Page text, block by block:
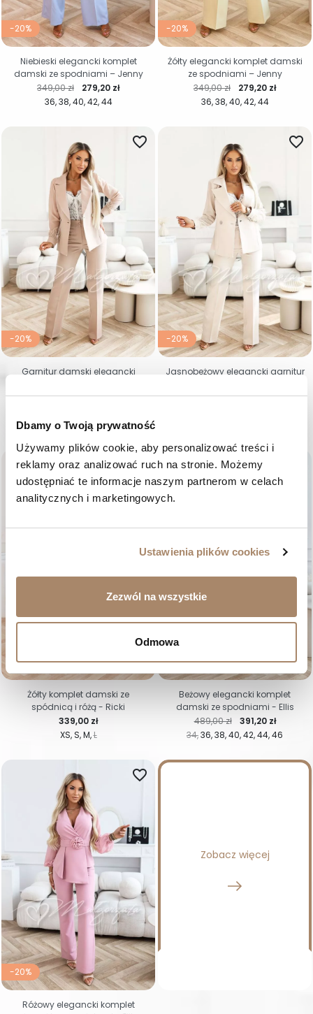
Dbamy o Twoją prywatność
Używamy plików cookie, aby personalizować treści i
reklamy oraz analizować ruch na stronie. Możemy
udostępniać te informacje naszym partnerom w celach
analitycznych i marketingowych.
Ustawienia plików cookies
Zezwól na wszystkie
Odmowa
-20%
36 38 40 42 44
Cena regularna
349,00 zł Cena
279,20 zł
Niebieski elegancki komplet
damski ze spodniami – Jenny
-20%
36 38 40 42 44
Cena regularna
349,00 zł Cena
279,20 zł
Żółty elegancki komplet damski
ze spodniami – Jenny
-20%
36 38 40 42 44 46
favorite_border
Garnitur damski elegancki
rękawach – Loreta
-20%
favorite_border
Jasnobeżowy elegancki garnitur
- Loreta
XS S M L
favorite_border
Cena
339,00 zł
Żółty komplet damski ze
spódnicą i różą - Ricki
-20%
34 36 38 40 42 44 46
Cena regularna
489,00 zł Cena
391,20 zł
Beżowy elegancki komplet
damski ze spodniami - Ellis
-20%
favorite_border
Różowy elegancki komplet
Zobacz więcej